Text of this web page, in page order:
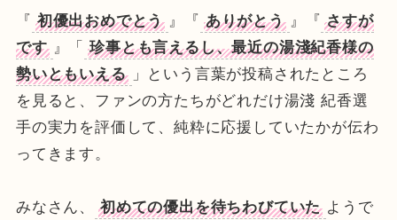
『 初優出おめでとう 』『 ありがとう 』『 さすが
です 』「
珍事とも言えるし、最近の湯淺紀香様の
勢いともいえる
」という言葉が投稿されたところ
を見ると、ファンの方たちがどれだけ湯淺 紀香選
手の実力を評価して、純粋に応援していたかが伝わ
ってきます。
みなさん、 初めての優出を待ちわびていた ようで